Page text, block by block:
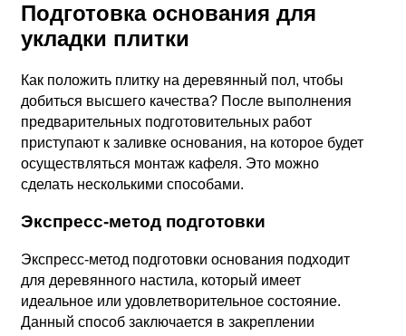
Подготовка основания для
укладки плитки
Как положить плитку на деревянный пол, чтобы
добиться высшего качества? После выполнения
предварительных подготовительных работ
приступают к заливке основания, на которое будет
осуществляться монтаж кафеля. Это можно
сделать несколькими способами.
Экспресс-метод подготовки
Экспресс-метод подготовки основания подходит
для деревянного настила, который имеет
идеальное или удовлетворительное состояние.
Данный способ заключается в закреплении